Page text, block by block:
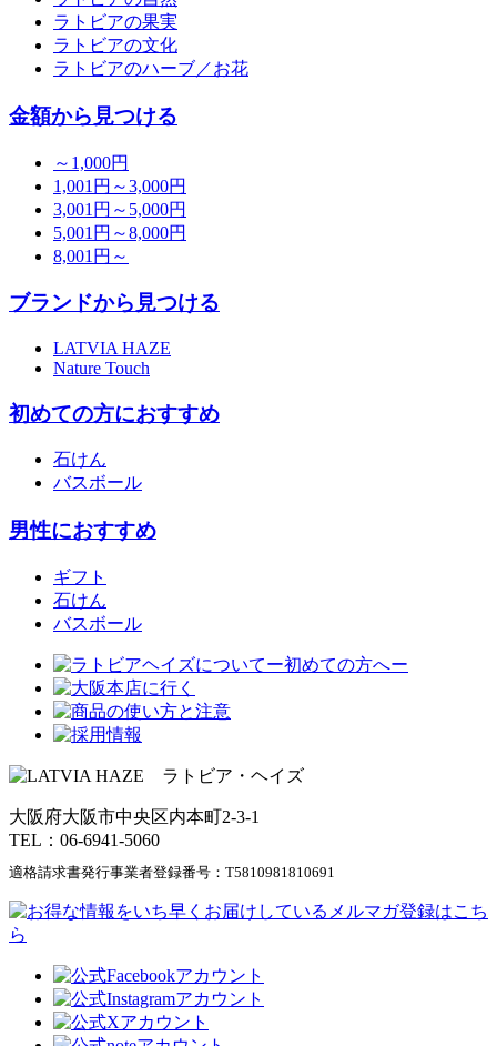
ラトビアの果実
ラトビアの文化
ラトビアのハーブ／お花
金額から見つける
～1,000円
1,001円～3,000円
3,001円～5,000円
5,001円～8,000円
8,001円～
ブランドから見つける
LATVIA HAZE
Nature Touch
初めての方におすすめ
石けん
バスボール
男性におすすめ
ギフト
石けん
バスボール
大阪府大阪市中央区内本町2-3-1
TEL：06-6941-5060
適格請求書発行事業者登録番号： T5810981810691